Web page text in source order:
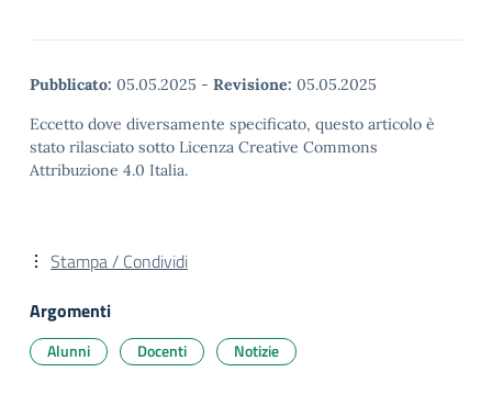
Pubblicato: 05.05.2025 - Revisione: 05.05.2025
Eccetto dove diversamente specificato, questo articolo è
stato rilasciato sotto Licenza Creative Commons
Attribuzione 4.0 Italia.
Stampa / Condividi
Argomenti
Alunni Docenti Notizie